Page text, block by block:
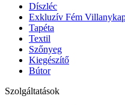
Díszléc
Exkluzív Fém
Tapéta
Textil
Szőnyeg
Kiegészítő
Bútor
Szolgáltatások